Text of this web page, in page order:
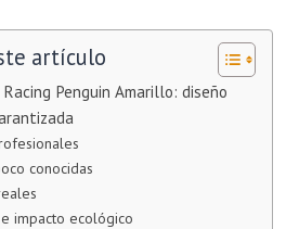
artículo
Penguin Amarillo: diseño
conocidas
impacto ecológico